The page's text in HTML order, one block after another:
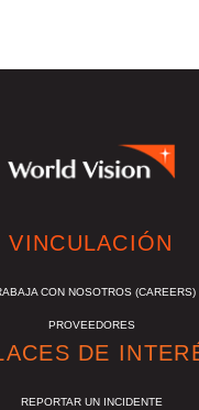
VINCULACIÓN
CON NOSOTROS (CAREERS)
PROVEEDORES
DE
REPORTAR UN INCIDENTE